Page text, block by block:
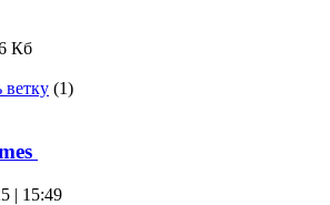
Кб
ветку (1)
| 15:49